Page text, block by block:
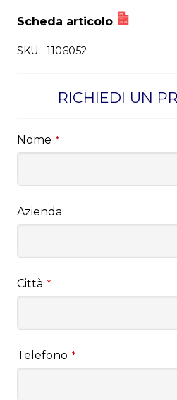
Scheda articolo:
SKU: 1106052
RICHIEDI UN
Nome *
Azienda
Città *
Telefono *